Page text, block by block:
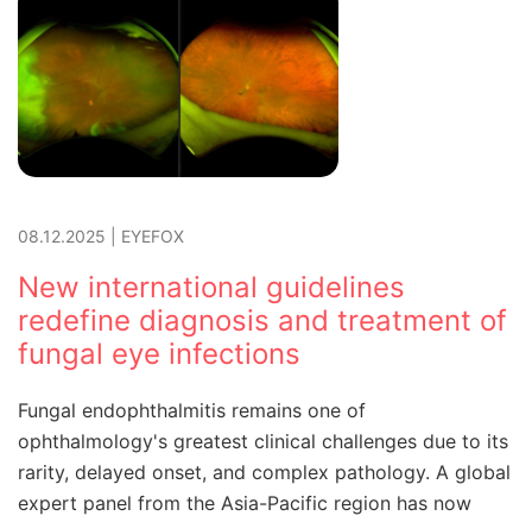
08.12.2025 EYEFOX
New international guidelines
redefine diagnosis and treatment of
fungal eye infections
Fungal endophthalmitis remains one of
ophthalmology's greatest clinical challenges due to its
rarity, delayed onset, and complex pathology. A global
expert panel from the Asia-Pacific region has now